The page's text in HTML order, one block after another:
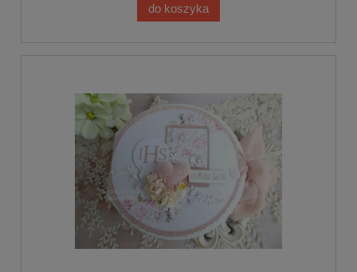
do koszyka